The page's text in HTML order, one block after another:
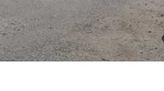
Appuyez sur Entrée